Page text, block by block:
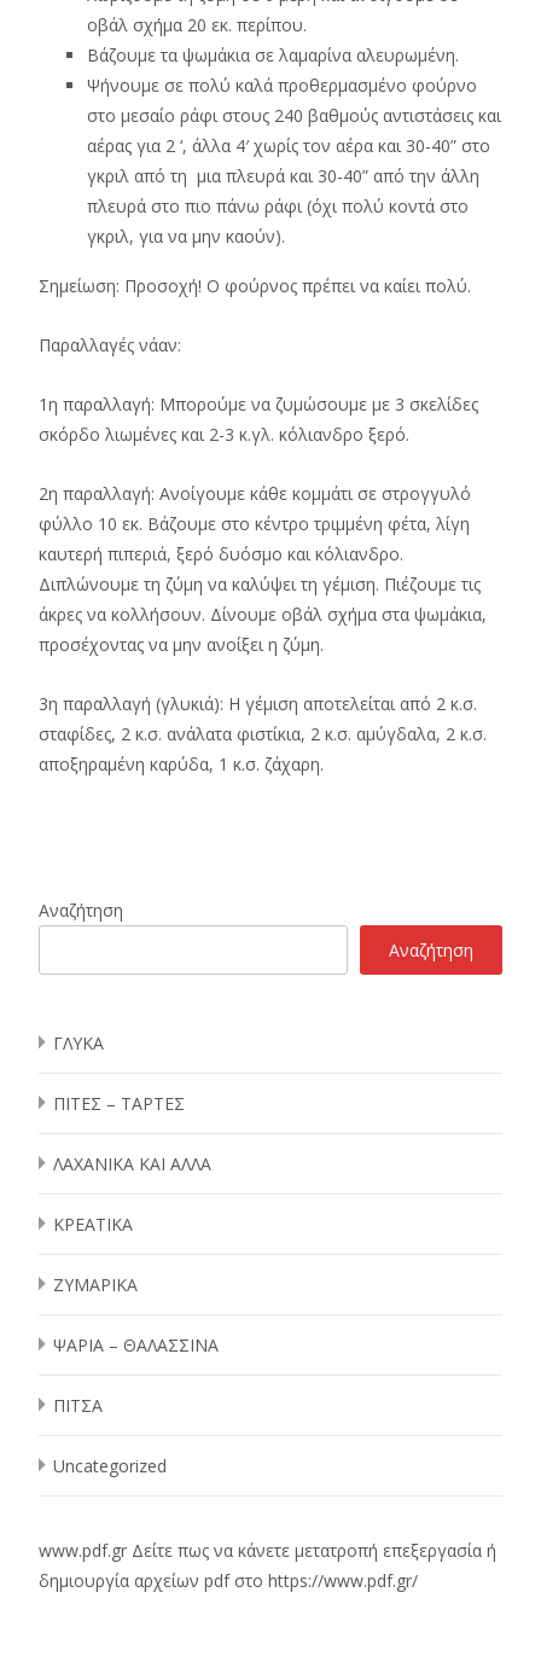
οβάλ σχήμα 20 εκ. περίπου.
Βάζουμε τα ψωμάκια σε λαμαρίνα αλευρωμένη.
Ψήνουμε σε πολύ καλά προθερμασμένο φούρνο
στο μεσαίο ράφι στους 240 βαθμούς αντιστάσεις και
αέρας για 2 ‘, άλλα 4′ χωρίς τον αέρα και 30-40” στο
γκριλ από τη μια πλευρά και 30-40” από την άλλη
πλευρά στο πιο πάνω ράφι (όχι πολύ κοντά στο
γκριλ, για να μην καούν).
Σημείωση: Προσοχή! Ο φούρνος πρέπει να καίει πολύ.
Παραλλαγές νάαν:
1η παραλλαγή: Μπορούμε να ζυμώσουμε με 3 σκελίδες
σκόρδο λιωμένες και 2-3 κ.γλ. κόλιανδρο ξερό.
2η παραλλαγή: Ανοίγουμε κάθε κομμάτι σε στρογγυλό
φύλλο 10 εκ. Βάζουμε στο κέντρο τριμμένη φέτα, λίγη
καυτερή πιπεριά, ξερό δυόσμο και κόλιανδρο.
Διπλώνουμε τη ζύμη να καλύψει τη γέμιση. Πιέζουμε τις
άκρες να κολλήσουν. Δίνουμε οβάλ σχήμα στα ψωμάκια,
προσέχοντας να μην ανοίξει η ζύμη.
3η παραλλαγή (γλυκιά): Η γέμιση αποτελείται από 2 κ.σ.
σταφίδες, 2 κ.σ. ανάλατα φιστίκια, 2 κ.σ. αμύγδαλα, 2 κ.σ.
αποξηραμένη καρύδα, 1 κ.σ. ζάχαρη.
Αναζήτηση
Αναζήτηση
ΓΛΥΚΑ
ΠΙΤΕΣ – ΤΑΡΤΕΣ
ΛΑΧΑΝΙΚΑ ΚΑΙ ΑΛΛΑ
ΚΡΕΑΤΙΚΑ
ΖΥΜΑΡΙΚΑ
ΨΑΡΙΑ – ΘΑΛΑΣΣΙΝΑ
ΠΙΤΣΑ
Uncategorized
www.pdf.gr Δείτε πως να κάνετε μετατροπή επεξεργασία ή
δημιουργία αρχείων pdf στο https://www.pdf.gr/